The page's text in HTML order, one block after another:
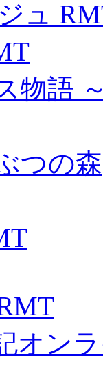
ュ
物語
つの森
オン